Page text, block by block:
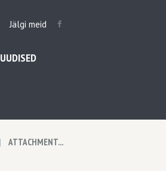
Jälgi meid
UUDISED
ATTACHMENT...